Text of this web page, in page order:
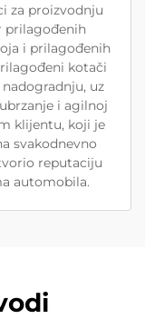
za proizvodnju
prilagođenih
i prilagođenih
kotači
uz
i agilnoj
klijentu, koji je
svakodnevno
reputaciju
automobila.